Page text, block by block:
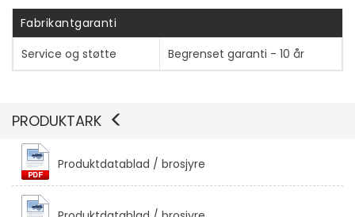
Fabrikantgaranti
Service og støtte
Begrenset garanti - 10 år
PRODUKTARK
Produktdatablad / brosjyre